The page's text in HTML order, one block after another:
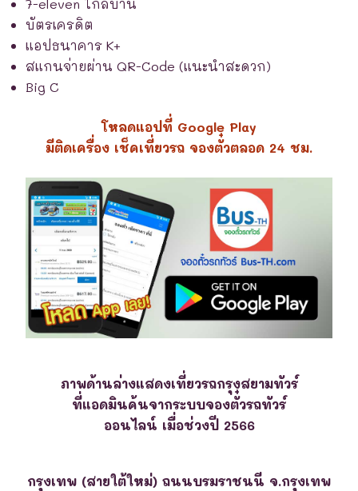
บัตรเครดิต
แอปธนาคาร K+
สแกนจ่ายผ่าน QR-Code (แนะนำสะดวก)
Big C
โหลดแอปที่ Google Play
มีติดเครื่อง เช็คเที่ยวรถ จองตั๋วตลอด 24 ชม.
ภาพด้านล่างแสดงเที่ยวรถกรุงสยามทัวร์
ที่แอดมินค้นจากระบบจองตั๋วรถทัวร์
ออนไลน์ เมื่อช่วงปี 2566
กรุงเทพ (สายใต้ใหม่) ถนนบรมราชนนี จ.กรุงเทพ